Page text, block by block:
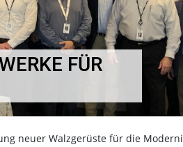
FÜR
neuer Walzgerüste für die